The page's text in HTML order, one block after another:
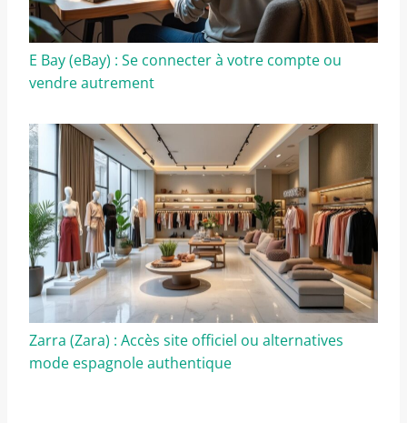
E Bay (eBay) : Se connecter à votre compte ou
vendre autrement
Zarra (Zara) : Accès site officiel ou alternatives
mode espagnole authentique